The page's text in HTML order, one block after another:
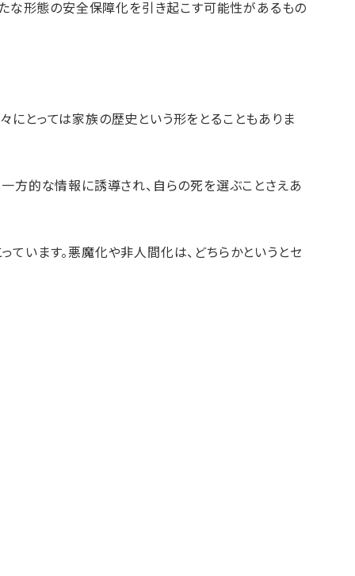
たな形態の安全保障化を引き起こす可能性があるもの
とっては家族の歴史という形をとることもありま
方的な情報に誘導され、自らの死を選ぶことさえあ
います。悪魔化や非人間化は、どちらかというとセ